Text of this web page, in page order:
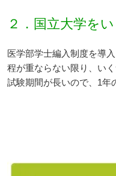
２．国立大学を
医学部学士編入制度を導
程が重ならない限り、い
試験期間が長いので、1年